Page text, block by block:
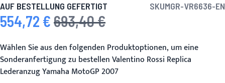
AUF BESTELLUNG GEFERTIGT SKUMGR-VR6636-EN
Sonderpreis
554,72 € Regulärer Preis
693,40 €
Wählen Sie aus den folgenden Produktoptionen, um eine
Sonderanfertigung zu bestellen Valentino Rossi Replica
Lederanzug Yamaha MotoGP 2007